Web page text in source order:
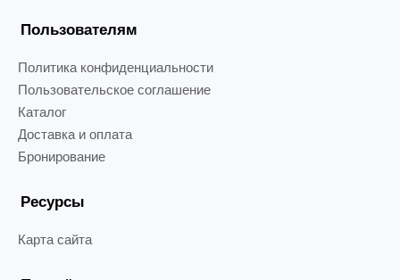
Пользователям
Политика конфиденциальности
Пользовательское соглашение
Каталог
Доставка и оплата
Бронирование
Ресурсы
Карта сайта